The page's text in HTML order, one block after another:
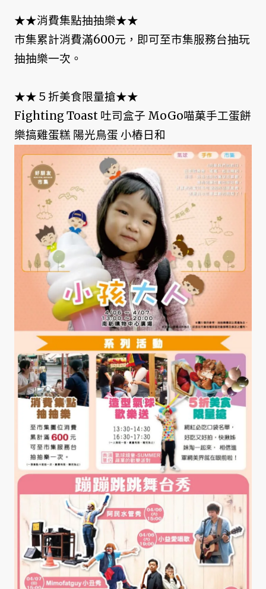
★★消費集點抽抽樂★★
市集累計消費滿600元，即可至市集服務台抽玩
抽抽樂一次。
★★５折美食限量搶★★
Fighting Toast 吐司盒子 MoGo喵菓手工蛋餅
樂搞雞蛋糕 陽光鳥蛋 小樁日和